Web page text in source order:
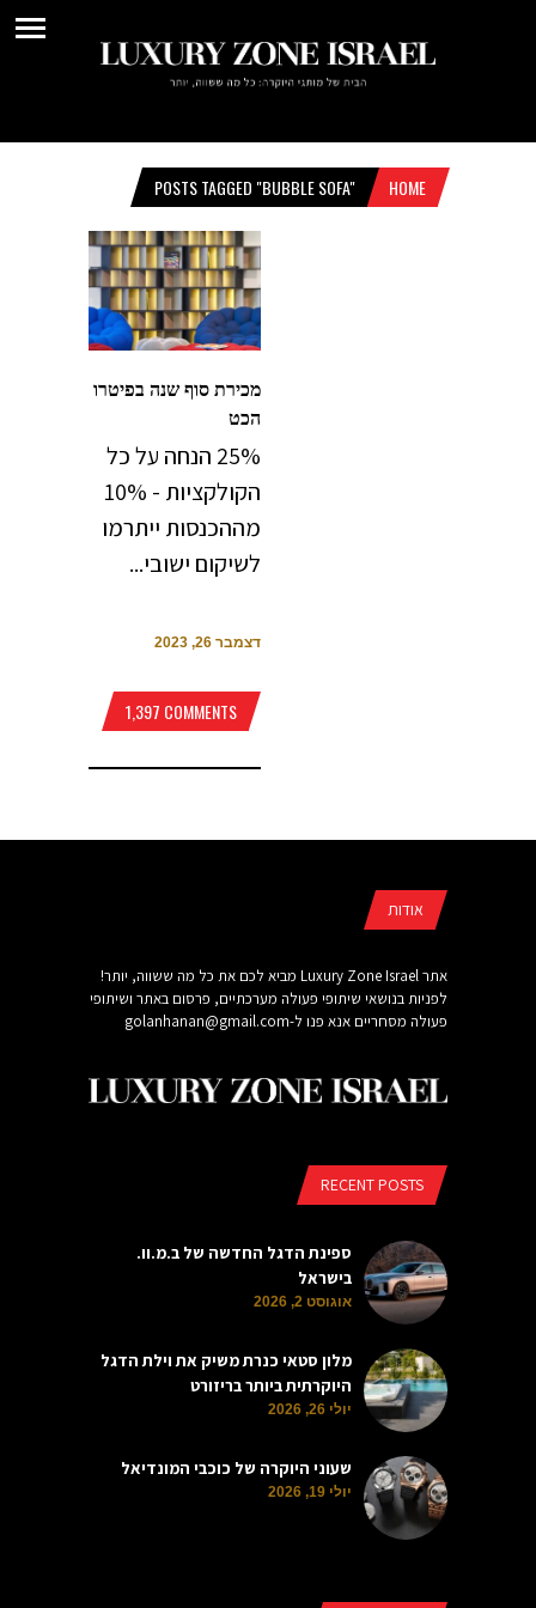
HOME
POSTS TAGGED "BUBBLE SOFA"
מכירת סוף שנה בפיטרו
הכט
25% הנחה על כל
הקולקציות - 10%
מההכנסות ייתרמו
לשיקום ישובי...
דצמבר 26, 2023
1,397 COMMENTS
אודות
אתר Luxury Zone Israel מביא לכם את כל מה ששווה, יותר!
לפניות בנושאי שיתופי פעולה מערכתיים, פרסום באתר ושיתופי
פעולה מסחריים אנא פנו ל-golanhanan@gmail.com
RECENT POSTS
ספינת הדגל החדשה של ב.מ.וו.
בישראל
אוגוסט 2, 2026
מלון סטאי כנרת משיק את וילת הדגל
היוקרתית ביותר בריזורט
יולי 26, 2026
שעוני היוקרה של כוכבי המונדיאל
יולי 19, 2026